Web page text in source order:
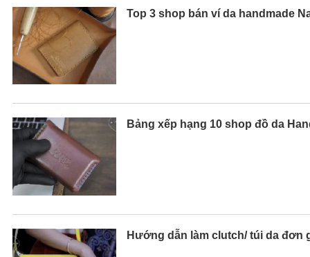
Top 3 shop bán ví da handmade
Bảng xếp hạng 10 shop đồ da
Hướng dẫn làm clutch/ túi da đơn